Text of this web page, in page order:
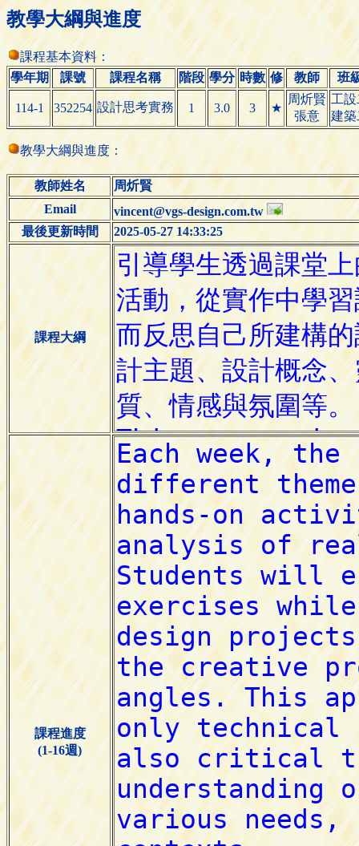
教學大綱與進度
課程基本資料：
學年期
課號 課程名稱 階段 學分 時數 修 教師 班
114-1 352254 設計思考實務 1 3.0 3 ★
周炘賢
張意
工設
建築
教學大綱與進度：
教師姓名
周炘賢
Email
vincent@vgs-design.com.tw
最後更新時間
2025-05-27 14:33:25
課程大綱
課程進度
(1-16週)